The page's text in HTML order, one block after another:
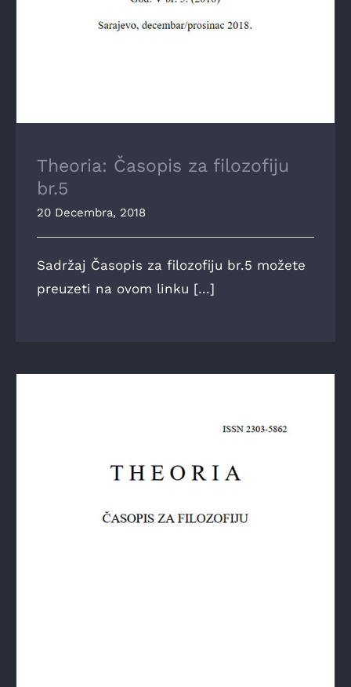
Theoria: Časopis za filozofiju
br.5
20 Decembra, 2018
Sadržaj Časopis za filozofiju br.5 možete
preuzeti na ovom linku [...]